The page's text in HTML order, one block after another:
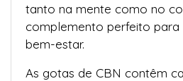
tanto na mente como no
complemento perfeito para
bem-estar.
As gotas de CBN contêm